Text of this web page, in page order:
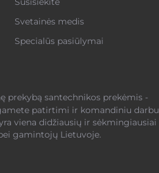
Svetainės medis
Specialūs pasiūlymai
prekybą santechnikos prekėmis -
patirtimi ir komandiniu darbu
viena didžiausių ir sėkmingiausiai
gamintojų Lietuvoje.